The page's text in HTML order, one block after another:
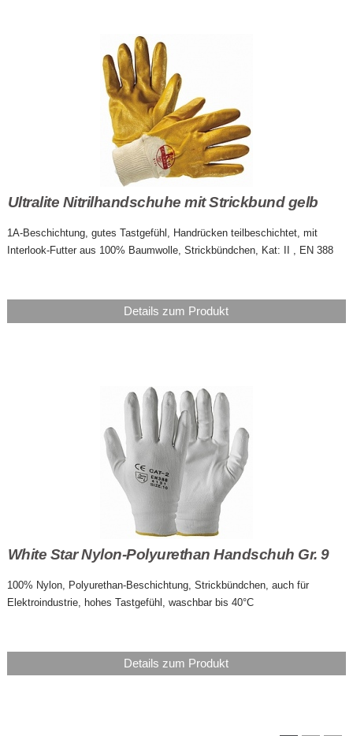
Ultralite Nitrilhandschuhe mit Strickbund gelb
1A-Beschichtung, gutes Tastgefühl, Handrücken teilbeschichtet, mit
Interlook-Futter aus 100% Baumwolle, Strickbündchen, Kat: II , EN 388
Details zum Produkt
White Star Nylon-Polyurethan Handschuh Gr. 9
100% Nylon, Polyurethan-Beschichtung, Strickbündchen, auch für
Elektroindustrie, hohes Tastgefühl, waschbar bis 40°C
Details zum Produkt